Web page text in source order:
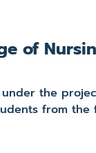
of
the
from